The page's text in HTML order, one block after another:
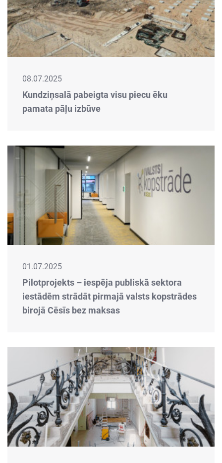
08.07.2025
Kundziņsalā pabeigta visu piecu ēku
pamata pāļu izbūve
01.07.2025
Pilotprojekts – iespēja publiskā sektora
iestādēm strādāt pirmajā valsts kopstrādes
birojā Cēsīs bez maksas